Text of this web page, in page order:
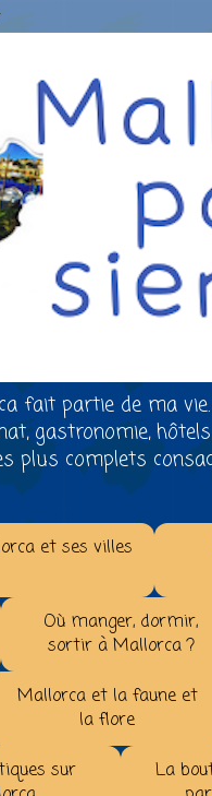
fait partie de ma
gastronomie,
plus complets
et ses villes
Où manger, dormir,
sortir à Mallorca ?
Mallorca et la faune et
la flore
sur
La